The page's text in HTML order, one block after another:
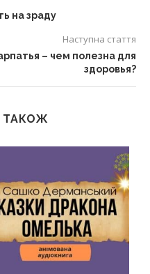
на зраду
Наступна стаття
– чем полезна для
здоровья?
ТАКОЖ